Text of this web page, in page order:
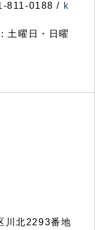
811-0188 / k
土曜日・日曜
川北2293番地